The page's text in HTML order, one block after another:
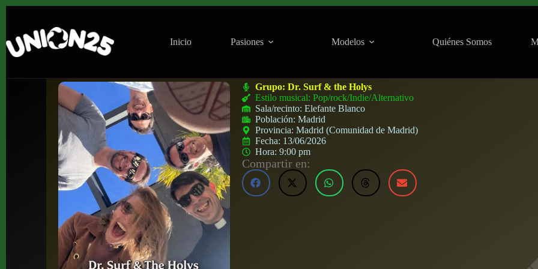
Inicio Pasiones Modelos Quiénes Somos
Grupo:Dr. Surf & the Holys
Estilo musical: Pop/rock/Indie/Alternativo
Sala/recinto:Elefante Blanco
Población:Madrid
Provincia:Madrid (Comunidad de Madrid)
Fecha: 13/06/2026
Hora:9:00 pm
Compartir en: